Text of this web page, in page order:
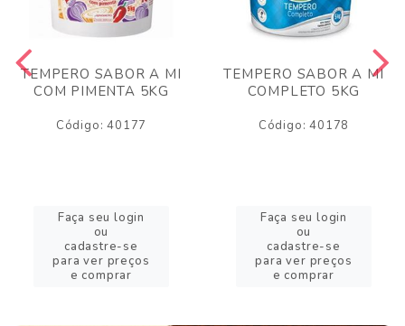
TEMPERO SABOR A MI
COM PIMENTA 5KG
Código: 40177
Faça seu login
ou
cadastre-se
para ver preços
e comprar
TEMPERO SABOR A MI
COMPLETO 5KG
Código: 40178
Faça seu login
ou
cadastre-se
para ver preços
e comprar